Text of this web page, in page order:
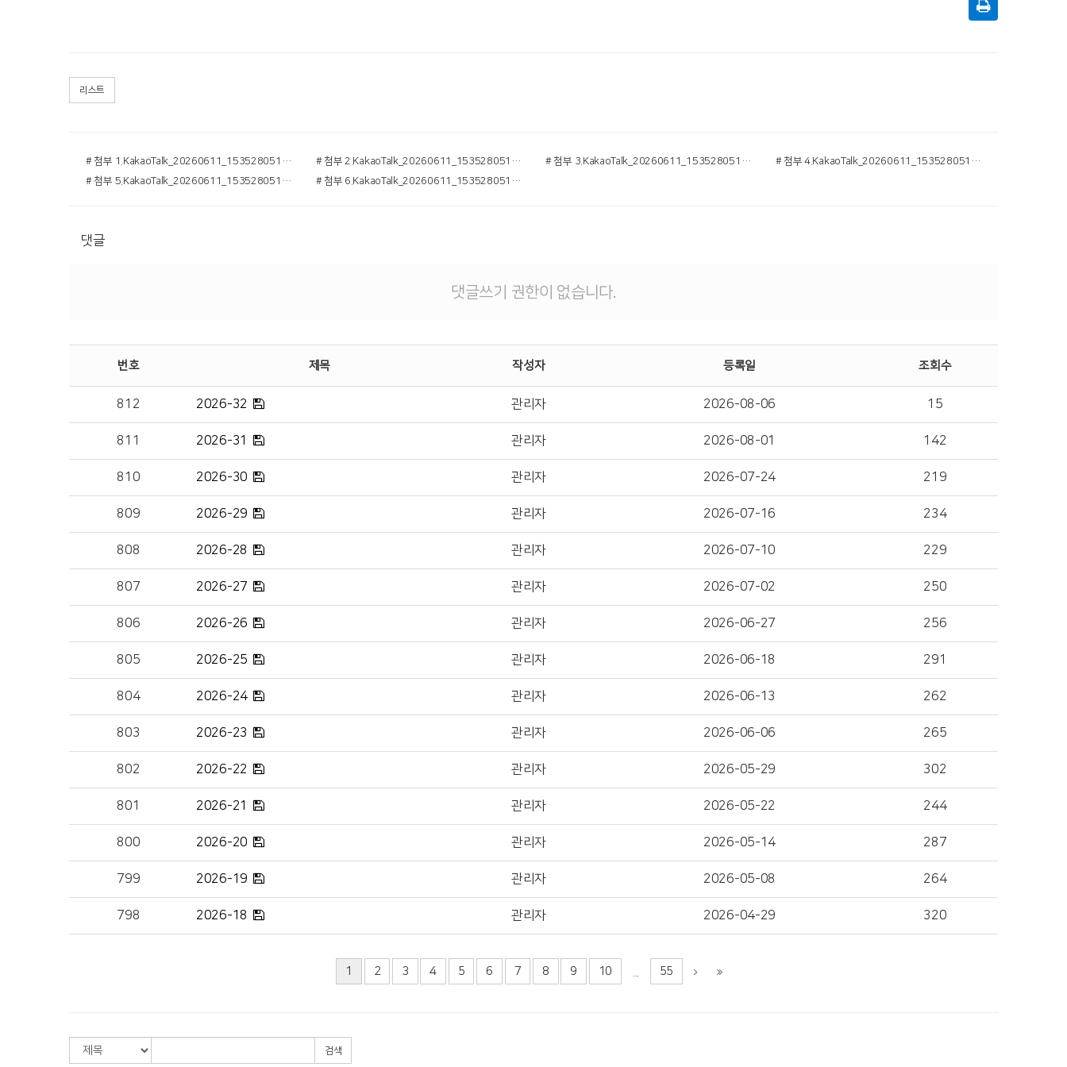
리스트
# 첨부 1.KakaoTalk_20260611_153528051.jpg # 첨부 2.KakaoTalk_20260611_153528051_01.jpg # 첨부 3.KakaoTalk_20260611_153528051_02.jpg
# 첨부 4.KakaoTalk_20260611_153528051_03.jpg
# 첨부 5.KakaoTalk_20260611_153528051_04.jpg
# 첨부 6.KakaoTalk_20260611_153528051_05.jpg
댓글
댓글쓰기 권한이 없습니다.
번호 제목 작성자 등록일 조회수
812 2026-32 관리자 2026-08-06 15
811 2026-31 관리자 2026-08-01 142
810 2026-30 관리자 2026-07-24 219
809 2026-29 관리자 2026-07-16 234
808 2026-28 관리자 2026-07-10 229
807 2026-27 관리자 2026-07-02 250
806 2026-26 관리자 2026-06-27 256
805 2026-25 관리자 2026-06-18 291
804 2026-24 관리자 2026-06-13 262
803 2026-23 관리자 2026-06-06 265
802 2026-22 관리자 2026-05-29 302
801 2026-21 관리자 2026-05-22 244
800 2026-20 관리자 2026-05-14 287
799 2026-19 관리자 2026-05-08 264
798 2026-18 관리자 2026-04-29 320
1 2 3 4 5 6 7 8 9 10 55
검색